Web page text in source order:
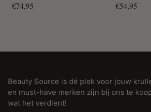
€74,95 €54,95
Beauty Source is dé plek voor jouw
en must-have merken zijn bij ons te
wat het verdient!